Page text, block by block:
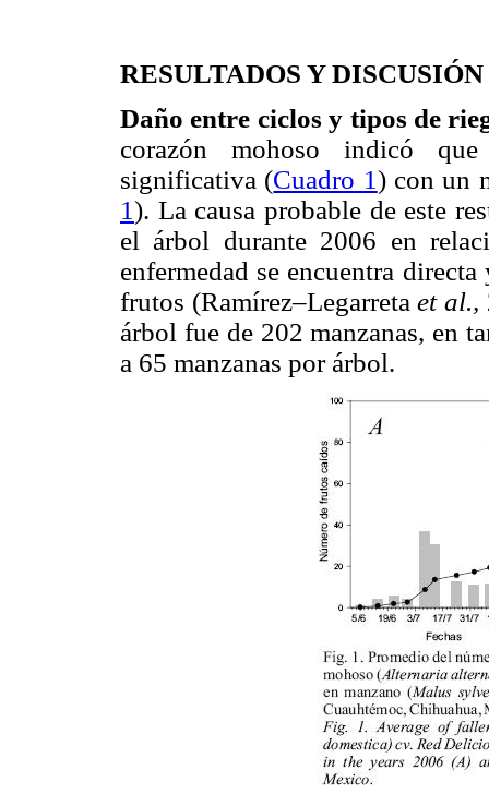
RESULTADOS Y DISCUSIÓN
Daño entre ciclos y tipos de
corazón mohoso indicó
significativa (Cuadro 1) con un
1). La causa probable de este
el árbol durante 2006 en
enfermedad se encuentra
frutos (Ramírez–Legarretaet al.,
árbol fue de 202 manzanas, en
a 65 manzanas por árbol.